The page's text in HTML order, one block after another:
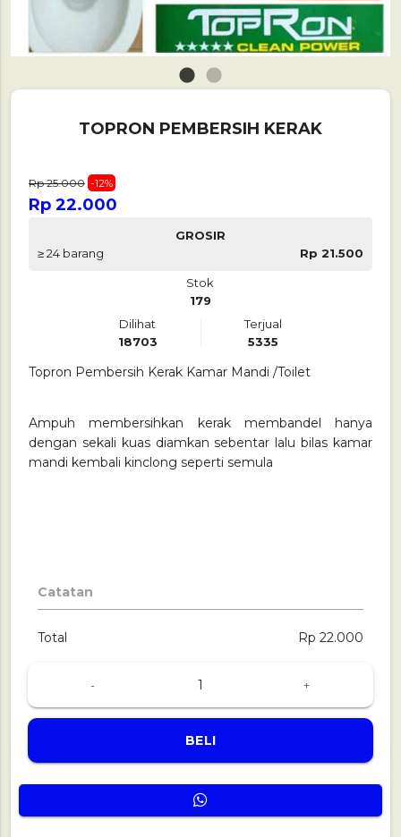
1 2
TOPRON PEMBERSIH KERAK
Rp 25.000 -12%
Rp 22.000
GROSIR
≥ 24 barang
Rp 21.500
Stok
179
Dilihat
18703
Terjual
5335
Topron Pembersih Kerak Kamar Mandi /Toilet
Ampuh membersihkan kerak membandel hanya
dengan sekali kuas diamkan sebentar lalu bilas kamar
mandi kembali kinclong seperti semula
Catatan
Total Rp 22.000
- +
BELI